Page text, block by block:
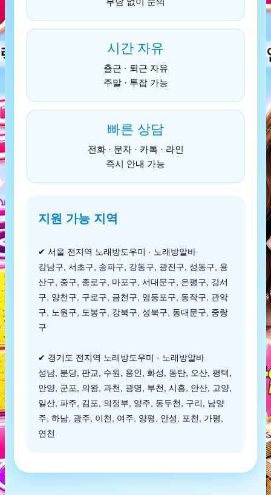
시간 자유
출근 · 퇴근 자유
주말 · 투잡 가능
빠른 상담
전화 · 문자 · 카톡 · 라인
즉시 안내 가능
지원 가능 지역
✔ 서울 전지역 노래방도우미 · 노래방알바
강남구, 서초구, 송파구, 강동구, 광진구, 성동구, 용
산구, 중구, 종로구, 마포구, 서대문구, 은평구, 강서
구, 양천구, 구로구, 금천구, 영등포구, 동작구, 관악
구, 노원구, 도봉구, 강북구, 성북구, 동대문구, 중랑
구
✔ 경기도 전지역 노래방도우미 · 노래방알바
성남, 분당, 판교, 수원, 용인, 화성, 동탄, 오산, 평택,
안양, 군포, 의왕, 과천, 광명, 부천, 시흥, 안산, 고양,
일산, 파주, 김포, 의정부, 양주, 동두천, 구리, 남양
주, 하남, 광주, 이천, 여주, 양평, 안성, 포천, 가평,
연천